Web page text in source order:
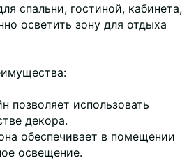
спальни, гостиной, кабинета,
осветить зону для отдыха
позволяет использовать
декора.
обеспечивает в помещении
освещение.